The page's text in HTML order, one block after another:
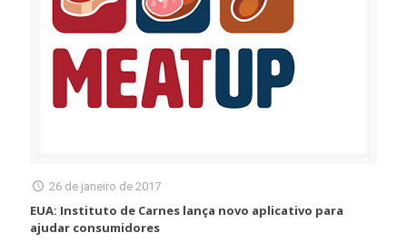
26 de janeiro de 2017
EUA: Instituto de Carnes lança novo aplicativo para
ajudar consumidores